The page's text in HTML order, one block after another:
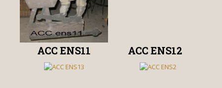
ACC ENS11 ACC ENS12